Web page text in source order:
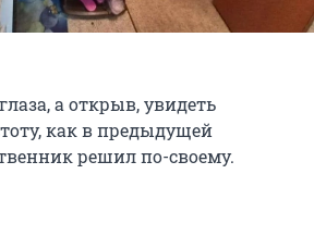
а открыв, увидеть
как в предыдущей
решил по-своему.